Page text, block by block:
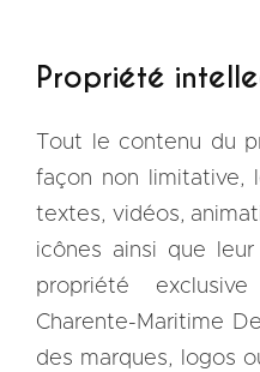
Propriété
Tout le contenu du
façon non limitative,
textes, vidéos,
icônes ainsi que
propriété
Charente-Maritime
des marques, logos